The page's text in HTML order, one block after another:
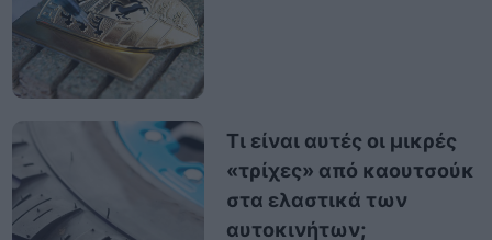
Τι είναι αυτές οι μικρές
«τρίχες» από καουτσούκ
στα ελαστικά των
αυτοκινήτων;